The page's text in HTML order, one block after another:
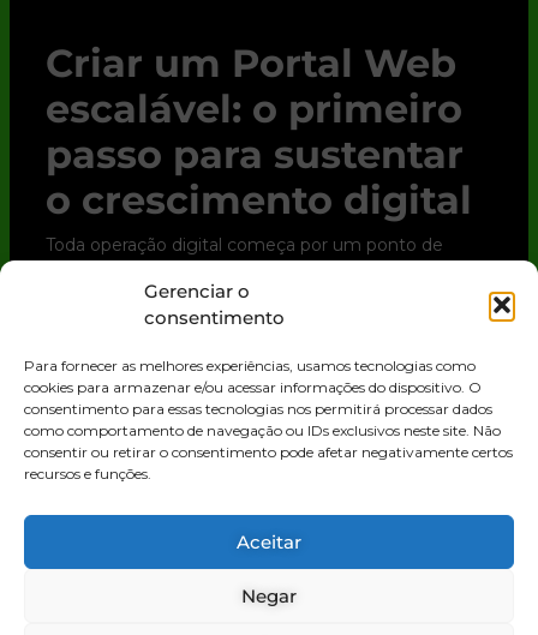
Gerenciar o
consentimento
Para fornecer as melhores experiências, usamos tecnologias como
cookies para armazenar e/ou acessar informações do dispositivo. O
consentimento para essas tecnologias nos permitirá processar dados
como comportamento de navegação ou IDs exclusivos neste site. Não
consentir ou retirar o consentimento pode afetar negativamente certos
recursos e funções.
Aceitar
Negar
Criar um Portal Web
escalável: o primeiro
passo para sustentar
o crescimento digital
Toda operação digital começa por um ponto de
interno, esse ponto quase sempre é o Portal Web.
Trata-se de uma solução digital que
LEIA MAIS »
TECNOLOGIA E NOTÍCIAS